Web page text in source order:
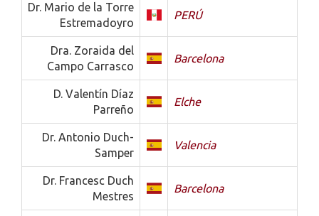
Dr. Mario de la Torre
Estremadoyro
PERÚ
Dra. Zoraida del
Campo Carrasco
Barcelona
D. Valentín Díaz
Parreño
Elche
Dr. Antonio Duch-
Samper
Valencia
Dr. Francesc Duch
Mestres
Barcelona